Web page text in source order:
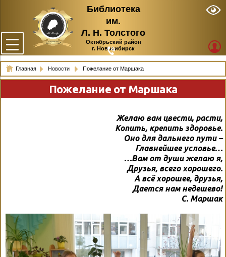
Библиотека
им.
Л. Н. Толстого
Октябрьский район
г. Новосибирск
Главная Новости Пожелание от Маршака
Пожелание от Маршака
Желаю вам цвести, расти,
Копить, крепить здоровье.
Оно для дальнего пути –
Главнейшее условье…
…Вам от души желаю я,
Друзья, всего хорошего.
А всё хорошее, друзья,
Дается нам недешево!
С. Маршак